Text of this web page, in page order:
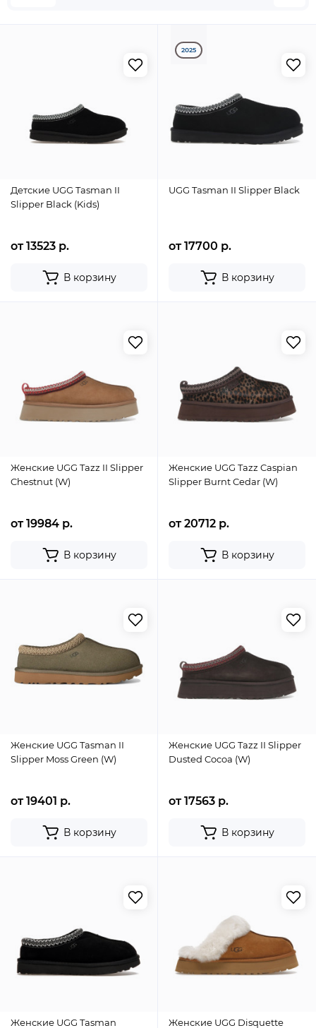
Детские UGG Tasman II
Slipper Black (Kids)
от 13523 р.
В корзину
2025
UGG Tasman II Slipper Black
от 17700 р.
В корзину
Женские UGG Tazz II Slipper
Chestnut (W)
от 19984 р.
В корзину
Женские UGG Tazz Caspian
Slipper Burnt Cedar (W)
от 20712 р.
В корзину
Женские UGG Tasman II
Slipper Moss Green (W)
от 19401 р.
В корзину
Женские UGG Tazz II Slipper
Dusted Cocoa (W)
от 17563 р.
В корзину
Женские UGG Tasman Женские UGG Disquette